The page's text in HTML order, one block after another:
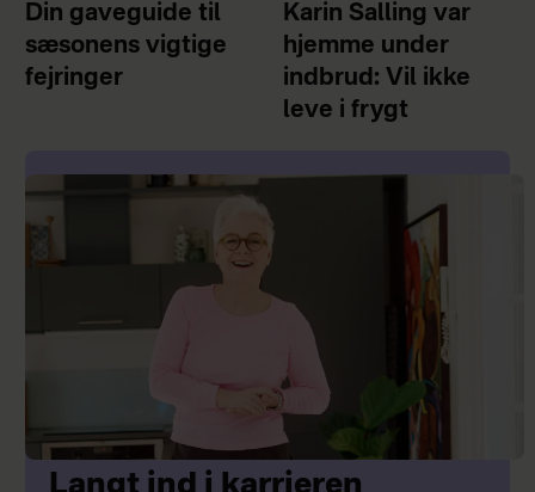
Din gaveguide til
sæsonens vigtige
fejringer
Karin Salling var
hjemme under
indbrud: Vil ikke
leve i frygt